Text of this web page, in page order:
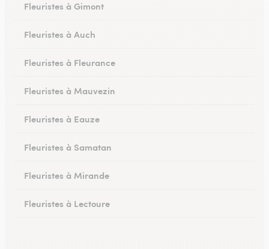
Fleuristes à Gimont
Fleuristes à Auch
Fleuristes à Fleurance
Fleuristes à Mauvezin
Fleuristes à Eauze
Fleuristes à Samatan
Fleuristes à Mirande
Fleuristes à Lectoure